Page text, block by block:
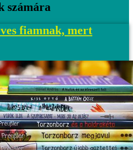
számára
fiamnak, mert